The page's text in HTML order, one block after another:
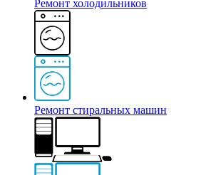
Ремонт холодильников
Ремонт стиральных машин